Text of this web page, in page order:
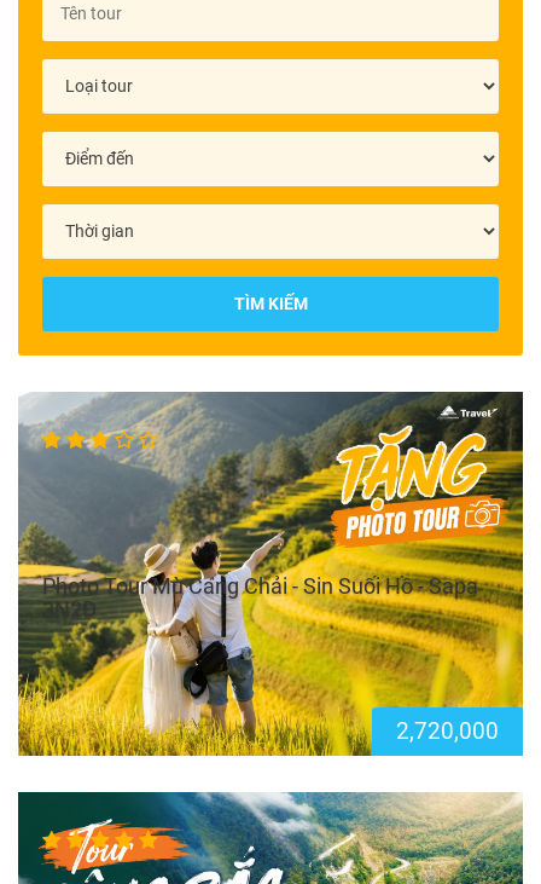
TÌM KIẾM
Photo Tour Mù Cang Chải - Sin Suối Hồ - Sapa
3N2Đ
2,720,000